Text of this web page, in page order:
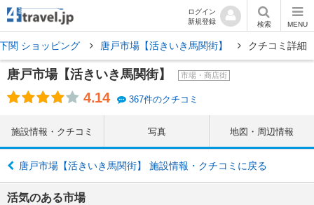
ログイン
新規登録
検索 MENU
関 ショッピング 唐戸市場【活きいき馬関街】 クチコミ詳細
唐戸市場【活きいき馬関街】 市場・商店街
4.14 367件のクチコミ
施設情報・クチコミ 写真 地図・周辺情報
唐戸市場【活きいき馬関街】 施設情報・クチコミに戻る
活気のある市場